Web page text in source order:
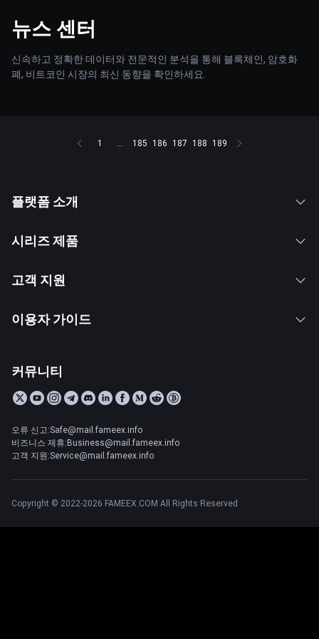
뉴스 센터
신속하고 정확한 데이터와 전문적인 분석을 통해 블록체인, 암호화
폐, 비트코인 시장의 최신 동향을 확인하세요.
1 ... 185 186 187 188 189
플랫폼 소개
시리즈 제품
고객 지원
이용자 가이드
커뮤니티
오류 신고:Safe@mail.fameex.info
비즈니스 제휴:Business@mail.fameex.info
고객 지원:Service@mail.fameex.info
Copyright © 2022-2026 FAMEEX.COM All Rights Reserved